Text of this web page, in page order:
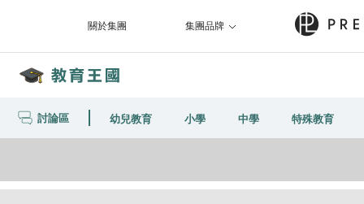
關於集團 集團品牌
討論區 幼兒教育 小學 中學 特殊教育